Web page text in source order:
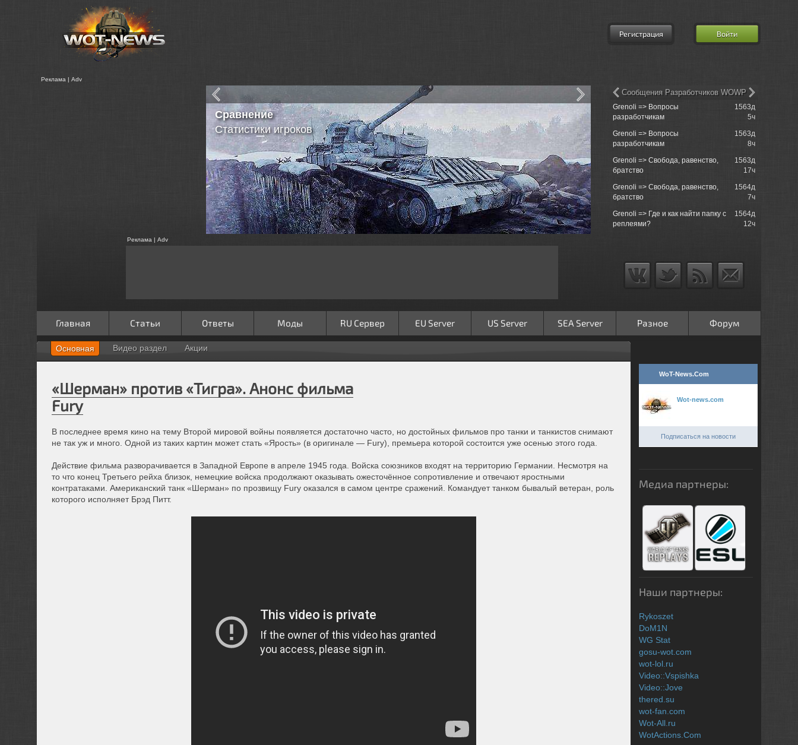
Регистрация Войти
Реклама | Adv
Сравнение
Статистики игроков
unball => «Стальной охотник
2022»: регламент
unball => «Стальной охотник
2022»: регламент
1528д
13ч
unball => «Линия фронта»:
первый запуск режи...
1528д
13ч
unball => «Стальной охотник
2022»: регламент
1528д
13ч
WGNews => «Стальной охотник
2022»: регламент
1528д
13ч
MatroseFuchs => [ALL] ModStation
Morinit_Mate => Морские легенды.
Sackville
1395д
700s000 => Морские легенды.
Sackville
1395д
Rushcore => Вопрос по
операциям.
1395д
Rushcore => Вопрос по
операциям.
1395д
Grenoli => Вопросы
разработчикам
1563д
5ч
Grenoli => Вопросы
разработчикам
1563д
8ч
Grenoli => Свобода, равенство,
братство
1563д
17ч
Grenoli => Свобода, равенство,
братство
1564д
7ч
Grenoli => Где и как найти папку с
реплеями?
1564д
12ч
Сообщения Разработчиков WOWP
Реклама | Adv
Главная Статьи Ответы Моды RU Сервер EU Server US Server SEA Server Разное Форум
Основная Видео раздел Акции
«Шерман» против «Тигра». Анонс фильма
Fury
В последнее время кино на тему Второй мировой войны появляется достаточно часто, но достойных фильмов про танки и танкистов снимают
не так уж и много. Одной из таких картин может стать «Ярость» (в оригинале — Fury), премьера которой состоится уже осенью этого года.
Действие фильма разворачивается в Западной Европе в апреле 1945 года. Войска союзников входят на территорию Германии. Несмотря на
то что конец Третьего рейха близок, немецкие войска продолжают оказывать ожесточённое сопротивление и отвечают яростными
контратаками. Американский танк «Шерман» по прозвищу Fury оказался в самом центре сражений. Командует танком бывалый ветеран, роль
которого исполняет Брэд Питт.
WoT-News.Com
Wot-news.com
Подписаться на новости
Медиа партнеры:
Наши партнеры:
Rykoszet
DoM1N
WG Stat
gosu-wot.com
wot-lol.ru
Video::Vspishka
Video::Jove
thered.su
wot-fan.com
Wot-All.ru
WotActions.Com